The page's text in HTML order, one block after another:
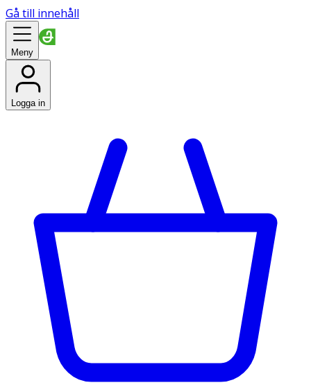
Gå till innehåll
Meny
Logga in